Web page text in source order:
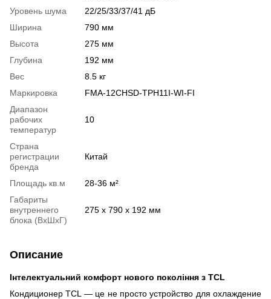
Уровень шума
22/25/33/37/41 дБ
Ширина
790 мм
Высота
275 мм
Глубина
192 мм
Вес
8.5 кг
Маркировка
FMA-12CHSD-TPH11I-WI-FI
Диапазон
рабочих
температур
10
Страна
регистрации
бренда
Китай
Площадь кв.м
28-36 м²
Габариты
внутреннего
блока (ВхШхГ)
275 x 790 x 192 мм
Описание
Інтелектуальний комфорт нового покоління з TCL
Кондиционер TCL — це не просто устройство для охлаждение